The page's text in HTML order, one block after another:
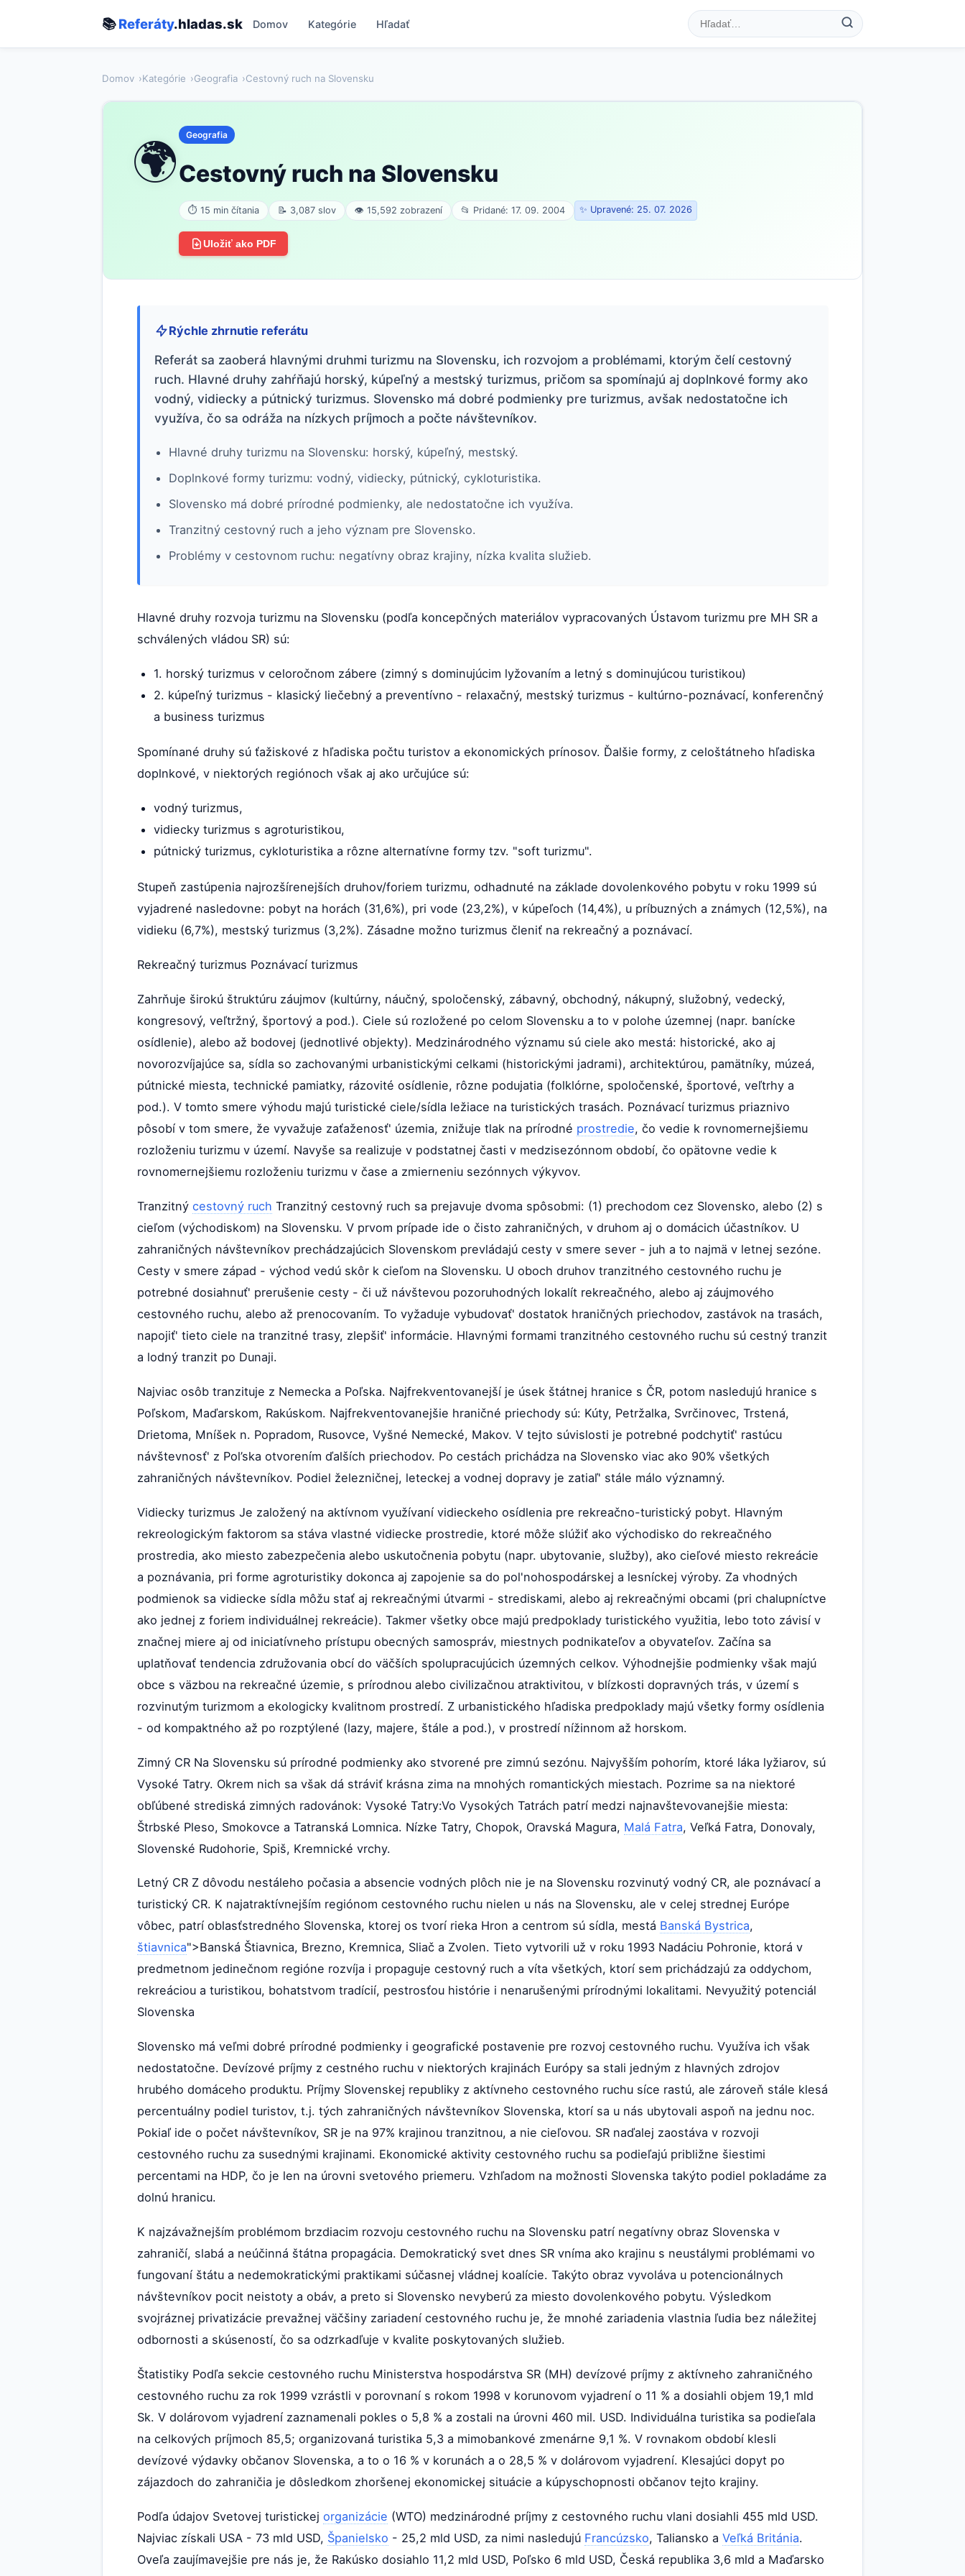
📚Referáty.hladas.sk Domov Kategórie Hľadať
Domov Kategórie Geografia Cestovný ruch na Slovensku
🌍 Geografia
Cestovný ruch na Slovensku
⏱ 15 min čítania 📝 3,087 slov 👁 15,592 zobrazení 📂 Pridané: 17. 09. 2004 ✨ Upravené: 25. 07. 2026
Uložiť ako PDF
Rýchle zhrnutie referátu
Referát sa zaoberá hlavnými druhmi turizmu na Slovensku, ich rozvojom a problémami, ktorým čelí cestovný
ruch. Hlavné druhy zahŕňajú horský, kúpeľný a mestský turizmus, pričom sa spomínajú aj doplnkové formy ako
vodný, vidiecky a pútnický turizmus. Slovensko má dobré podmienky pre turizmus, avšak nedostatočne ich
využíva, čo sa odráža na nízkych príjmoch a počte návštevníkov.
Hlavné druhy turizmu na Slovensku: horský, kúpeľný, mestský.
Doplnkové formy turizmu: vodný, vidiecky, pútnický, cykloturistika.
Slovensko má dobré prírodné podmienky, ale nedostatočne ich využíva.
Tranzitný cestovný ruch a jeho význam pre Slovensko.
Problémy v cestovnom ruchu: negatívny obraz krajiny, nízka kvalita služieb.
Hlavné druhy rozvoja turizmu na Slovensku (podľa koncepčných materiálov vypracovaných Ústavom turizmu pre MH SR a
schválených vládou SR) sú:
1. horský turizmus v celoročnom zábere (zimný s dominujúcim lyžovaním a letný s dominujúcou turistikou)
2. kúpeľný turizmus - klasický liečebný a preventívno - relaxačný, mestský turizmus - kultúrno-poznávací, konferenčný
a business turizmus
Spomínané druhy sú ťažiskové z hľadiska počtu turistov a ekonomických prínosov. Ďalšie formy, z celoštátneho hľadiska
doplnkové, v niektorých regiónoch však aj ako určujúce sú:
vodný turizmus,
vidiecky turizmus s agroturistikou,
pútnický turizmus, cykloturistika a rôzne alternatívne formy tzv. "soft turizmu".
Stupeň zastúpenia najrozšírenejších druhov/foriem turizmu, odhadnuté na základe dovolenkového pobytu v roku 1999 sú
vyjadrené nasledovne: pobyt na horách (31,6%), pri vode (23,2%), v kúpeľoch (14,4%), u príbuzných a známych (12,5%), na
vidieku (6,7%), mestský turizmus (3,2%). Zásadne možno turizmus členiť na rekreačný a poznávací.
Rekreačný turizmus Poznávací turizmus
Zahrňuje širokú štruktúru záujmov (kultúrny, náučný, spoločenský, zábavný, obchodný, nákupný, služobný, vedecký,
kongresový, veľtržný, športový a pod.). Ciele sú rozložené po celom Slovensku a to v polohe územnej (napr. banícke
osídlenie), alebo až bodovej (jednotlivé objekty). Medzinárodného významu sú ciele ako mestá: historické, ako aj
novorozvíjajúce sa, sídla so zachovanými urbanistickými celkami (historickými jadrami), architektúrou, pamätníky, múzeá,
pútnické miesta, technické pamiatky, rázovité osídlenie, rôzne podujatia (folklórne, spoločenské, športové, veľtrhy a
pod.). V tomto smere výhodu majú turistické ciele/sídla ležiace na turistických trasách. Poznávací turizmus priaznivo
pôsobí v tom smere, že vyvažuje zaťaženosť' územia, znižuje tlak na prírodné prostredie, čo vedie k rovnomernejšiemu
rozloženiu turizmu v území. Navyše sa realizuje v podstatnej časti v medzisezónnom období, čo opätovne vedie k
rovnomernejšiemu rozloženiu turizmu v čase a zmierneniu sezónnych výkyvov.
Tranzitný cestovný ruch Tranzitný cestovný ruch sa prejavuje dvoma spôsobmi: (1) prechodom cez Slovensko, alebo (2) s
cieľom (východiskom) na Slovensku. V prvom prípade ide o čisto zahraničných, v druhom aj o domácich účastníkov. U
zahraničných návštevníkov prechádzajúcich Slovenskom prevládajú cesty v smere sever - juh a to najmä v letnej sezóne.
Cesty v smere západ - východ vedú skôr k cieľom na Slovensku. U oboch druhov tranzitného cestovného ruchu je
potrebné dosiahnuť' prerušenie cesty - či už návštevou pozoruhodných lokalít rekreačného, alebo aj záujmového
cestovného ruchu, alebo až prenocovaním. To vyžaduje vybudovať' dostatok hraničných priechodov, zastávok na trasách,
napojiť' tieto ciele na tranzitné trasy, zlepšiť' informácie. Hlavnými formami tranzitného cestovného ruchu sú cestný tranzit
a lodný tranzit po Dunaji.
Najviac osôb tranzituje z Nemecka a Poľska. Najfrekventovanejší je úsek štátnej hranice s ČR, potom nasledujú hranice s
Poľskom, Maďarskom, Rakúskom. Najfrekventovanejšie hraničné priechody sú: Kúty, Petržalka, Svrčinovec, Trstená,
Drietoma, Mníšek n. Popradom, Rusovce, Vyšné Nemecké, Makov. V tejto súvislosti je potrebné podchytiť' rastúcu
návštevnosť' z Pol’ska otvorením ďalších priechodov. Po cestách prichádza na Slovensko viac ako 90% všetkých
zahraničných návštevníkov. Podiel železničnej, leteckej a vodnej dopravy je zatiaľ' stále málo významný.
Vidiecky turizmus Je založený na aktívnom využívaní vidieckeho osídlenia pre rekreačno-turistický pobyt. Hlavným
rekreologickým faktorom sa stáva vlastné vidiecke prostredie, ktoré môže slúžiť ako východisko do rekreačného
prostredia, ako miesto zabezpečenia alebo uskutočnenia pobytu (napr. ubytovanie, služby), ako cieľové miesto rekreácie
a poznávania, pri forme agroturistiky dokonca aj zapojenie sa do pol'nohospodárskej a lesníckej výroby. Za vhodných
podmienok sa vidiecke sídla môžu stať aj rekreačnými útvarmi - strediskami, alebo aj rekreačnými obcami (pri chalupníctve
ako jednej z foriem individuálnej rekreácie). Takmer všetky obce majú predpoklady turistického využitia, lebo toto závisí v
značnej miere aj od iniciatívneho prístupu obecných samospráv, miestnych podnikateľov a obyvateľov. Začína sa
uplatňovať tendencia združovania obcí do väčších spolupracujúcich územných celkov. Výhodnejšie podmienky však majú
obce s väzbou na rekreačné územie, s prírodnou alebo civilizačnou atraktivitou, v blízkosti dopravných trás, v území s
rozvinutým turizmom a ekologicky kvalitnom prostredí. Z urbanistického hľadiska predpoklady majú všetky formy osídlenia
- od kompaktného až po rozptýlené (lazy, majere, štále a pod.), v prostredí nížinnom až horskom.
Zimný CR Na Slovensku sú prírodné podmienky ako stvorené pre zimnú sezónu. Najvyšším pohorím, ktoré láka lyžiarov, sú
Vysoké Tatry. Okrem nich sa však dá stráviť krásna zima na mnohých romantických miestach. Pozrime sa na niektoré
obľúbené strediská zimných radovánok: Vysoké Tatry:Vo Vysokých Tatrách patrí medzi najnavštevovanejšie miesta:
Štrbské Pleso, Smokovce a Tatranská Lomnica. Nízke Tatry, Chopok, Oravská Magura, Malá Fatra, Veľká Fatra, Donovaly,
Slovenské Rudohorie, Spiš, Kremnické vrchy.
Letný CR Z dôvodu nestáleho počasia a absencie vodných plôch nie je na Slovensku rozvinutý vodný CR, ale poznávací a
turistický CR. K najatraktívnejším regiónom cestovného ruchu nielen u nás na Slovensku, ale v celej strednej Európe
vôbec, patrí oblasťstredného Slovenska, ktorej os tvorí rieka Hron a centrom sú sídla, mestá Banská Bystrica,
štiavnica">Banská Štiavnica, Brezno, Kremnica, Sliač a Zvolen. Tieto vytvorili už v roku 1993 Nadáciu Pohronie, ktorá v
predmetnom jedinečnom regióne rozvíja i propaguje cestovný ruch a víta všetkých, ktorí sem prichádzajú za oddychom,
rekreáciou a turistikou, bohatstvom tradícií, pestrosťou histórie i nenarušenými prírodnými lokalitami. Nevyužitý potenciál
Slovenska
Slovensko má veľmi dobré prírodné podmienky i geografické postavenie pre rozvoj cestovného ruchu. Využíva ich však
nedostatočne. Devízové príjmy z cestného ruchu v niektorých krajinách Európy sa stali jedným z hlavných zdrojov
hrubého domáceho produktu. Príjmy Slovenskej republiky z aktívneho cestovného ruchu síce rastú, ale zároveň stále klesá
percentuálny podiel turistov, t.j. tých zahraničných návštevníkov Slovenska, ktorí sa u nás ubytovali aspoň na jednu noc.
Pokiaľ ide o počet návštevníkov, SR je na 97% krajinou tranzitnou, a nie cieľovou. SR naďalej zaostáva v rozvoji
cestovného ruchu za susednými krajinami. Ekonomické aktivity cestovného ruchu sa podieľajú približne šiestimi
percentami na HDP, čo je len na úrovni svetového priemeru. Vzhľadom na možnosti Slovenska takýto podiel pokladáme za
dolnú hranicu.
K najzávažnejším problémom brzdiacim rozvoju cestovného ruchu na Slovensku patrí negatívny obraz Slovenska v
zahraničí, slabá a neúčinná štátna propagácia. Demokratický svet dnes SR vníma ako krajinu s neustálymi problémami vo
fungovaní štátu a nedemokratickými praktikami súčasnej vládnej koalície. Takýto obraz vyvoláva u potencionálnych
návštevníkov pocit neistoty a obáv, a preto si Slovensko nevyberú za miesto dovolenkového pobytu. Výsledkom
svojráznej privatizácie prevažnej väčšiny zariadení cestovného ruchu je, že mnohé zariadenia vlastnia ľudia bez náležitej
odbornosti a skúseností, čo sa odzrkadľuje v kvalite poskytovaných služieb.
Štatistiky Podľa sekcie cestovného ruchu Ministerstva hospodárstva SR (MH) devízové príjmy z aktívneho zahraničného
cestovného ruchu za rok 1999 vzrástli v porovnaní s rokom 1998 v korunovom vyjadrení o 11 % a dosiahli objem 19,1 mld
Sk. V dolárovom vyjadrení zaznamenali pokles o 5,8 % a zostali na úrovni 460 mil. USD. Individuálna turistika sa podieľala
na celkových príjmoch 85,5; organizovaná turistika 5,3 a mimobankové zmenárne 9,1 %. V rovnakom období klesli
devízové výdavky občanov Slovenska, a to o 16 % v korunách a o 28,5 % v dolárovom vyjadrení. Klesajúci dopyt po
zájazdoch do zahraničia je dôsledkom zhoršenej ekonomickej situácie a kúpyschopnosti občanov tejto krajiny.
Podľa údajov Svetovej turistickej organizácie (WTO) medzinárodné príjmy z cestovného ruchu vlani dosiahli 455 mld USD.
Najviac získali USA - 73 mld USD, Španielsko - 25,2 mld USD, za nimi nasledujú Francúzsko, Taliansko a Veľká Británia.
Oveľa zaujímavejšie pre nás je, že Rakúsko dosiahlo 11,2 mld USD, Poľsko 6 mld USD, Česká republika 3,6 mld a Maďarsko